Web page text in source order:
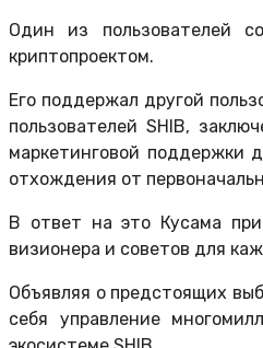
Один из пользователей
криптопроектом.
Его поддержал другой
пользователей SHIB,
маркетинговой поддержки
отхождения от
В ответ на это Кусама
визионера и советов для
Объявляя о предстоящих
себя управление